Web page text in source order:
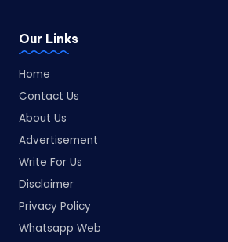
Our Links
Home
Contact Us
About Us
Advertisement
Write For Us
Disclaimer
Privacy Policy
Whatsapp Web